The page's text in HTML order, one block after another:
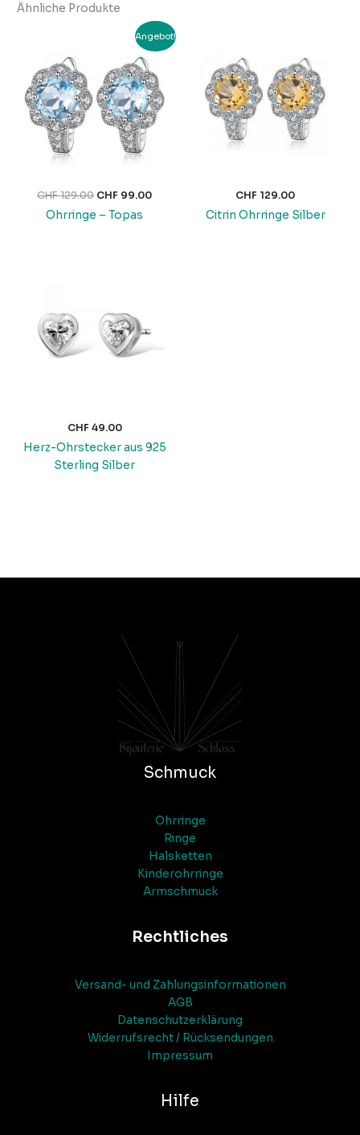
Ähnliche Produkte
Angebot!
CHF129.00
Ursprünglicher
CHF 129.00
CHF 99.00
Aktueller
Preis
CHF 99.00.
Ohrringe – Topas
CHF 129.00
Citrin Ohrringe Silber
CHF 49.00
Herz-Ohrstecker aus 925
Sterling Silber
Schmuck
Ohrringe
Ringe
Halsketten
Kinderohrringe
Armschmuck
Rechtliches
Versand- und Zahlungsinformationen
AGB
Datenschutzerklärung
Widerrufsrecht / Rücksendungen
Impressum
Hilfe